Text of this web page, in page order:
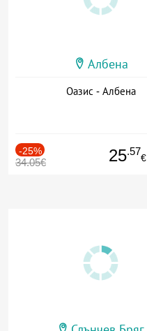
Албена
Оазис - Албена
-25%
34.05€ 25.57
€